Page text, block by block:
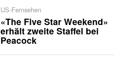
US-Fernsehen
«The Five Star Weekend»
erhält zweite Staffel bei
Peacock